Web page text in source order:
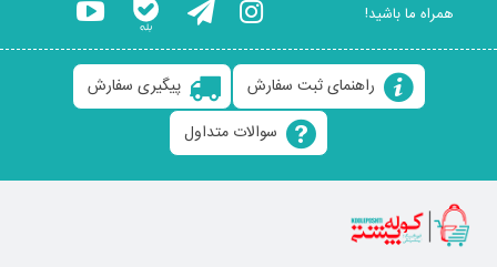
همراه ما باشید!
راهنمای ثبت سفارش
پیگیری سفارش
سوالات متداول